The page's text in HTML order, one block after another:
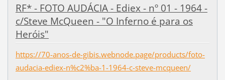
RF* - FOTO AUDÁCIA - Ediex - nº 01 - 1964 -
c/Steve McQueen - "O Inferno é para os
Heróis"
https://70-anos-de-gibis.webnode.page/products/foto-
audacia-ediex-n%c2%ba-1-1964-c-steve-mcqueen/